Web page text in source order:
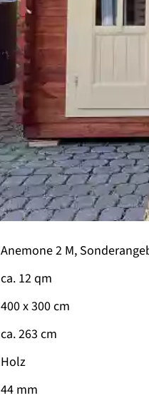
Anemone 2 M,
ca. 12 qm
400 x 300 cm
ca. 263 cm
Holz
44 mm